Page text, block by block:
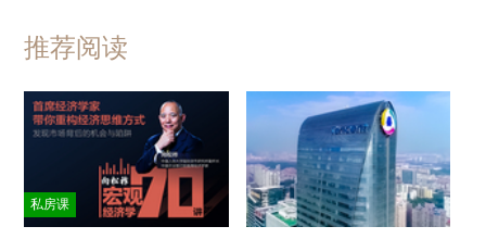
推荐阅读
私房课